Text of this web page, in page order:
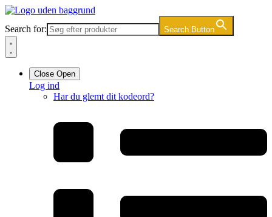
Videre
indhold
Search for: Search Button
Close Open
Log ind
Har du glemt dit kodeord?